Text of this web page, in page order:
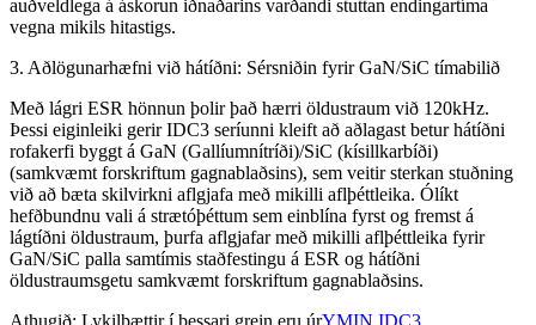
auðveldlega á áskorun iðnaðarins varðandi stuttan endingartíma
vegna mikils hitastigs.
3. Aðlögunarhæfni við hátíðni: Sérsniðin fyrir GaN/SiC tímabilið
Með lágri ESR hönnun þolir það hærri öldustraum við 120kHz.
Þessi eiginleiki gerir IDC3 seríunni kleift að aðlagast betur hátíðni
rofakerfi byggt á GaN (Gallíumnítríði)/SiC (kísillkarbíði)
(samkvæmt forskriftum gagnablaðsins), sem veitir sterkan stuðning
við að bæta skilvirkni aflgjafa með mikilli aflþéttleika. Ólíkt
hefðbundnu vali á strætóþéttum sem einblína fyrst og fremst á
lágtíðni öldustraum, þurfa aflgjafar með mikilli aflþéttleika fyrir
GaN/SiC palla samtímis staðfestingu á ESR og hátíðni
öldustraumsgetu samkvæmt forskriftum gagnablaðsins.
Athugið: Lykilþættir í þessari grein eru úrYMIN IDC3